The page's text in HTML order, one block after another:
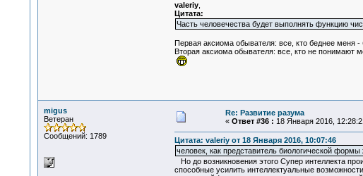
valeriy,
Цитата:
Часть человечества будет выполнять функцию
Первая аксиома обывателя: все, кто беднее меня -
Вторая аксиома обывателя: все, кто не понимают
migus
Ветеран
Сообщений: 1789
Re: Развитие разума
« Ответ #36 : 18 Января 2016,
Цитата: valeriy от 18 Января 2016, 10:07:46
человек, как представитель биологической
Но до возникновения этого Супер интеллекта
способные усилить интеллектуальные